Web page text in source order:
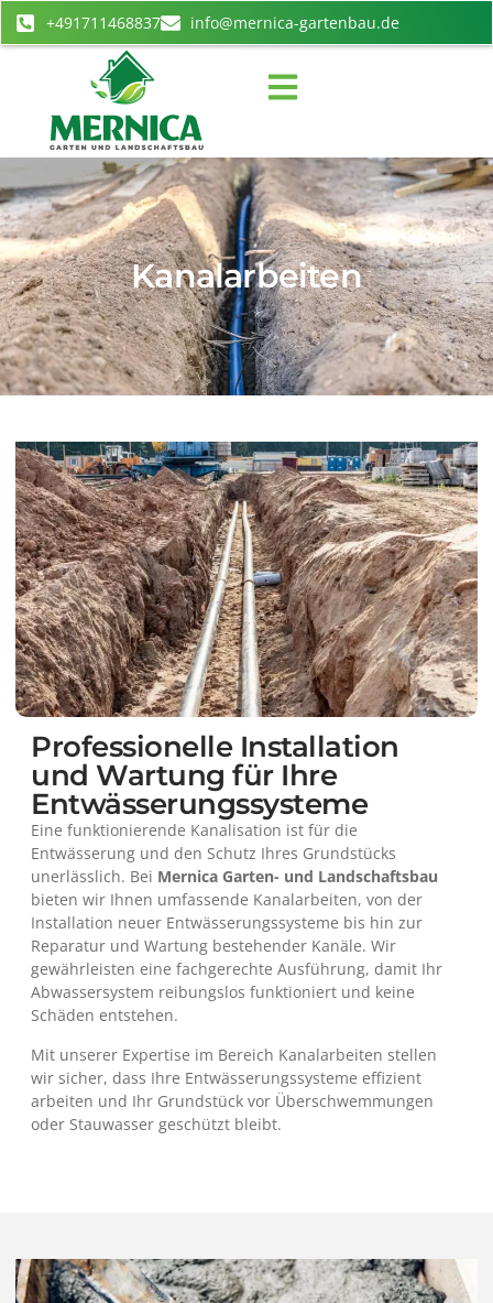
+491711468837 info@mernica-gartenbau.de
Kanalarbeiten
Professionelle Installation
und Wartung für Ihre
Entwässerungssysteme
Eine funktionierende Kanalisation ist für die
Entwässerung und den Schutz Ihres Grundstücks
unerlässlich. Bei Mernica Garten- und Landschaftsbau
bieten wir Ihnen umfassende Kanalarbeiten, von der
Installation neuer Entwässerungssysteme bis hin zur
Reparatur und Wartung bestehender Kanäle. Wir
gewährleisten eine fachgerechte Ausführung, damit Ihr
Abwassersystem reibungslos funktioniert und keine
Schäden entstehen.
Mit unserer Expertise im Bereich Kanalarbeiten stellen
wir sicher, dass Ihre Entwässerungssysteme effizient
arbeiten und Ihr Grundstück vor Überschwemmungen
oder Stauwasser geschützt bleibt.